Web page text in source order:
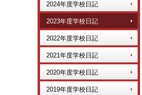
2024年度学校日記
2023年度学校日記
2022年度学校日記
2021年度学校日記
2020年度学校日記
2019年度学校日記